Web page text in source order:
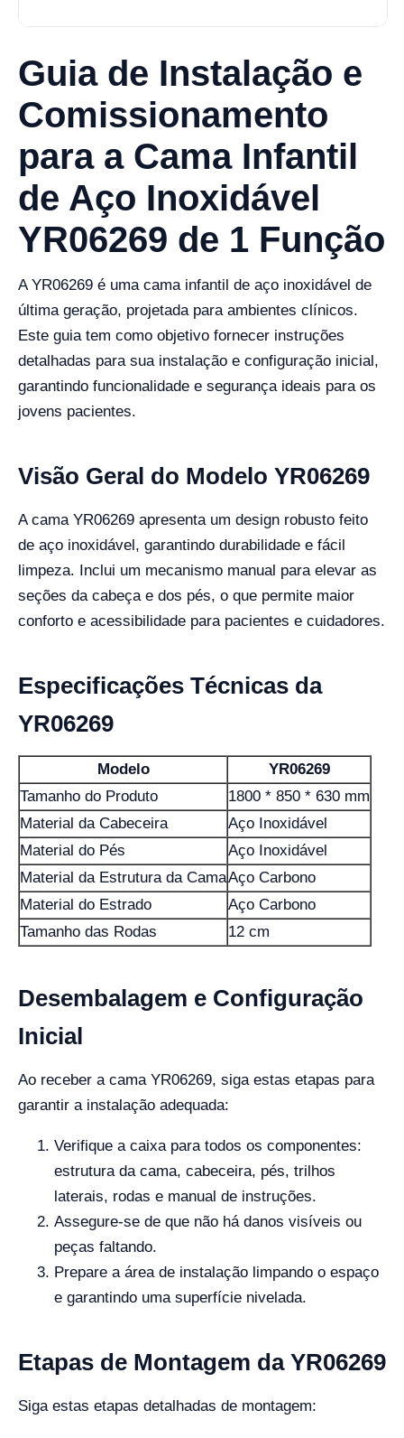
Guia de Instalação e
Comissionamento
para a Cama Infantil
de Aço Inoxidável
YR06269 de 1 Função
A YR06269 é uma cama infantil de aço inoxidável de
última geração, projetada para ambientes clínicos.
Este guia tem como objetivo fornecer instruções
detalhadas para sua instalação e configuração inicial,
garantindo funcionalidade e segurança ideais para os
jovens pacientes.
Visão Geral do Modelo YR06269
A cama YR06269 apresenta um design robusto feito
de aço inoxidável, garantindo durabilidade e fácil
limpeza. Inclui um mecanismo manual para elevar as
seções da cabeça e dos pés, o que permite maior
conforto e acessibilidade para pacientes e cuidadores.
Especificações Técnicas da
YR06269
Modelo
YR06269
Tamanho do Produto
1800 * 850 * 630 mm
Material da Cabeceira
Aço Inoxidável
Material do Pés
Aço Inoxidável
Material da Estrutura da CamaAço Carbono
Material do Estrado
Aço Carbono
Tamanho das Rodas
12 cm
Desembalagem e Configuração
Inicial
Ao receber a cama YR06269, siga estas etapas para
garantir a instalação adequada:
Verifique a caixa para todos os componentes:
estrutura da cama, cabeceira, pés, trilhos
laterais, rodas e manual de instruções.
Assegure-se de que não há danos visíveis ou
peças faltando.
Prepare a área de instalação limpando o espaço
e garantindo uma superfície nivelada.
Etapas de Montagem da YR06269
Siga estas etapas detalhadas de montagem: